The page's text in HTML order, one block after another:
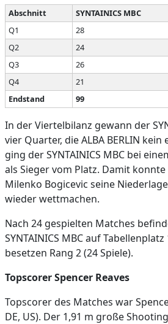
Abschnitt SYNTAINICS MBC
Q1
28
Q2
24
Q3
26
Q4
21
Endstand
99
In der Viertelbilanz gewann der
vier Quarter, die ALBA BERLIN
ging der SYNTAINICS MBC bei
als Sieger vom Platz. Damit konnte
Milenko Bogicevic seine
wieder wettmachen.
Nach 24 gespielten Matches
SYNTAINICS MBC auf Tabellenplatz
besetzen Rang 2 (24 Spiele).
Topscorer Spencer Reaves
Topscorer des Matches war
DE, US). Der 1,91 m große